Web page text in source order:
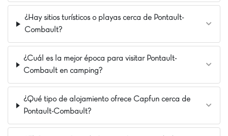
km), el Castillo de Fontainebleau y el encantador
pueblo de Barbizon. ¡Relajación y descubrimiento
garantizados! 🌞
La opinión de Carolina
¡Un auténtico soplo de aire fresco a un paso
de París! Situado en el corazón de un precioso
bosque, este lugar ofrece un paréntesis de pura
relajación. Mención especial para la
¿Hay sitios turísticos o playas cerca de Pontault-
Combault?
¿Cuál es la mejor época para visitar Pontault-
Combault en camping?
¿Qué tipo de alojamiento ofrece Capfun cerca de
Pontault-Combault?